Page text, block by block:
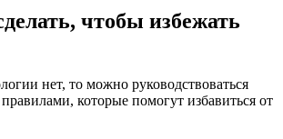
чтобы избежать
нет, то можно руководствоваться
которые помогут избавиться от